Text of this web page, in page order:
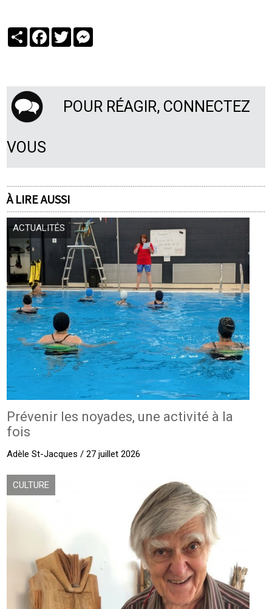
PartagerFacebook
Twitter
POUR RÉAGIR, CONNECTEZ
VOUS
À LIRE AUSSI
ACTUALITÉS
Prévenir les noyades, une activité à la
fois
Adèle St-Jacques / 27 juillet 2026
CULTURE